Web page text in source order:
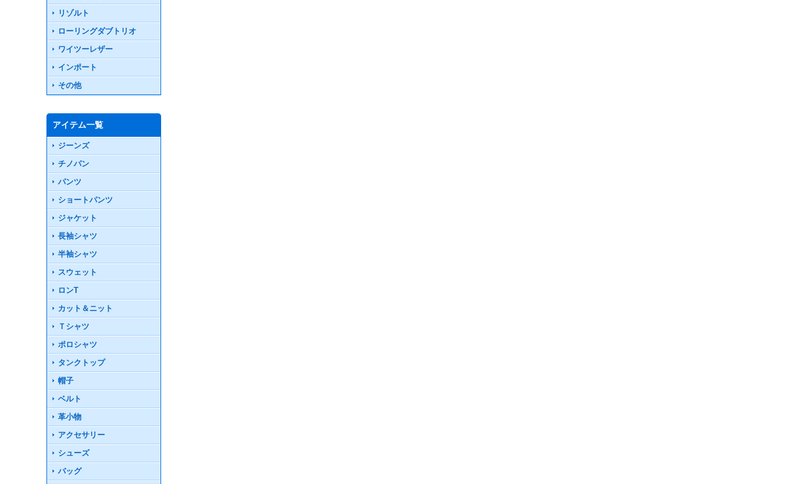
リゾルト
ローリングダブトリオ
ワイツーレザー
インポート
その他
アイテム一覧
ジーンズ
チノパン
パンツ
ショートパンツ
ジャケット
長袖シャツ
半袖シャツ
スウェット
ロンT
カット＆ニット
Ｔシャツ
ポロシャツ
タンクトップ
帽子
ベルト
革小物
アクセサリー
シューズ
バッグ